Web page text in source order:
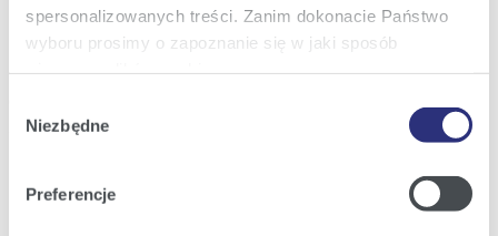
spersonalizowanych treści. Zanim dokonacie Państwo
wyboru prosimy o zapoznanie się w jaki sposób
Szczegółowe informacje na ten temat znajdziecie
Polityce
zgody
Niezbędne
Preferencje
29
gru
2022
Raport bieżący nr 78/2022
Informacje w sprawie transakcji na
Następna